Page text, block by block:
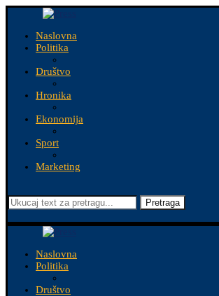
Naslovna
Politika
Društvo
Hronika
Ekonomija
Sport
Marketing
Pretraga
Naslovna
Politika
Društvo